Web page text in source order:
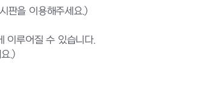
판을 이용해주세요.)
이루어질 수 있습니다.
.)